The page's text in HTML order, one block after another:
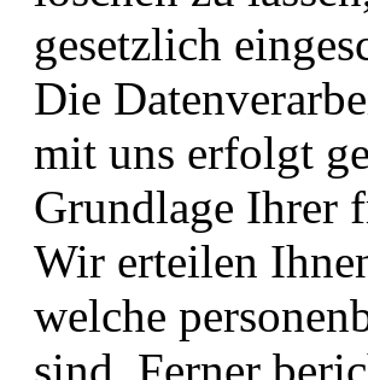
gesetzlich
Die
mit uns erfolgt
Grundlage
Wir erteilen
welche
sind. Ferner